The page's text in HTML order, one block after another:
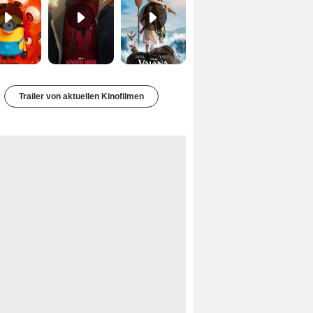
Trailer von aktuellen Kinofilmen